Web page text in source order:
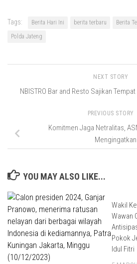
Tags: Berita Hari Ini berita terbaru Berita
Polda Jateng
NEXT STORY
NBISTRO Bar and Resto Sajikan
PREVIOUS STORY
Komitmen Jaga Netralitas,
Mengingatkan
YOU MAY ALSO LIKE...
Wakil
Wawan
Pokok
Idul Fitri